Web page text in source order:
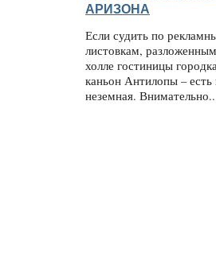
АРИЗОНА
Если судить по
листовкам,
холле гостиницы
каньон Антилопы – есть
неземная.